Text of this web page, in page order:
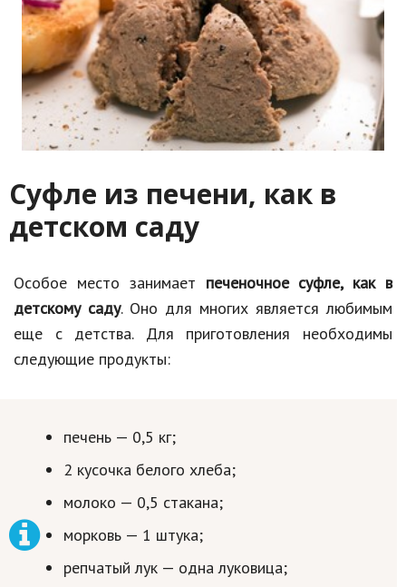
Суфле из печени, как в
детском саду
Особое место занимает печеночное суфле, как в
детскому саду. Оно для многих является любимым
еще с детства. Для приготовления необходимы
следующие продукты:
печень — 0,5 кг;
2 кусочка белого хлеба;
молоко — 0,5 стакана;
морковь — 1 штука;
репчатый лук — одна луковица;